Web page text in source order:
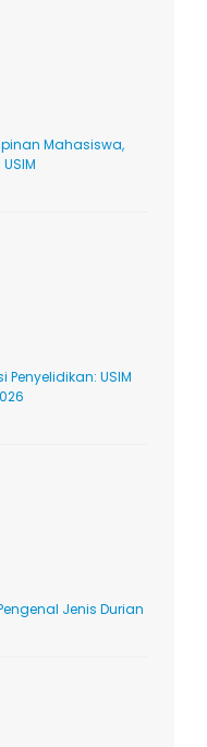
Mahasiswa,
USIM
Jenis Durian